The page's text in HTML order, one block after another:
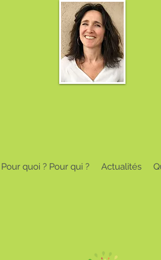
Pour quoi ? Pour qui ? Actualités